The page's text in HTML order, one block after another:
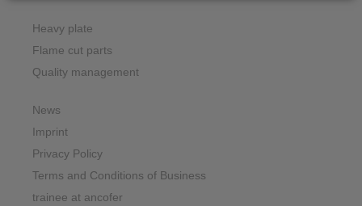
Heavy plate
Flame cut parts
Quality management
News
Imprint
Privacy Policy
Terms and Conditions of Business
trainee at ancofer